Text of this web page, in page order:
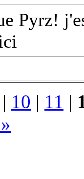
Pyrz!
| 10 | 11 |